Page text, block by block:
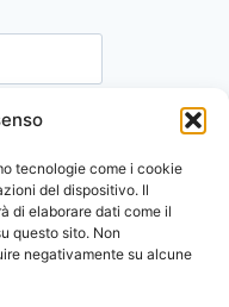
tecnologie come i cookie
del dispositivo. Il
di elaborare dati come il
questo sito. Non
negativamente su alcune